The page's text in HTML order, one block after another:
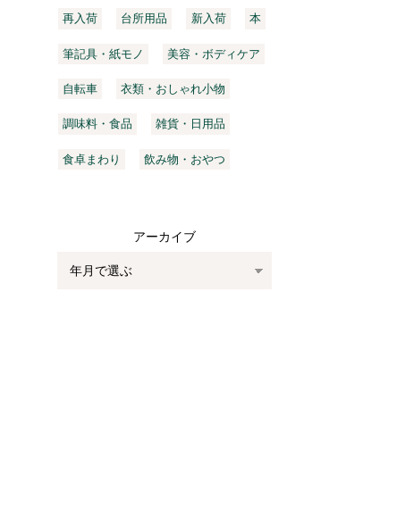
再入荷 台所用品 新入荷 本
筆記具・紙モノ 美容・ボディケア
自転車 衣類・おしゃれ小物
調味料・食品 雑貨・日用品
食卓まわり 飲み物・おやつ
アーカイブ